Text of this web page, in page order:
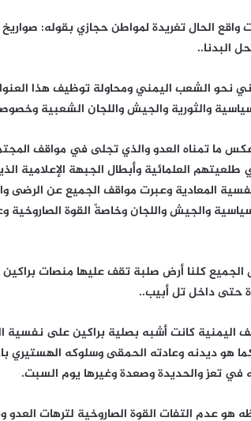
الحال تغريدة لمواطن حجازي بقوله:
البدنا..
نحو الشعب اليمني ومحاولة توظيف هذا
والثورية والجيش واللجان الشعبية
ما تمناه العدو والذي تجلى في مواقف
العلمائية وأبطال الجبهة الإعلامية
المعادية وعبرت مواقف الجميع عن الرضى
والجيش واللجان وخاصةً القوة الصاروخية
الجميع كلنا أرض صلبة تقف عليها منصات
حتى داخل تل أبيب..
اليمنية كانت أشبه بصلية براكين على
هو ديدنه وعادته الحمقى وسلوكه الهستيري
في تعز والحديدة وصعدة وغيرها يوم السبت.
هو عدم التفات القوة الصاروخية لترهات